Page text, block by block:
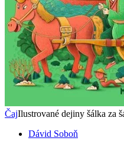
ČajIlustrované dejiny šálka za
Dávid Soboň